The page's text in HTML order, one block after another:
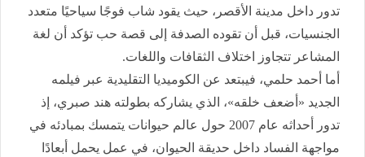
تدور داخل مدينة الأقصر، حيث يقود شاب فوجًا سياحيًا متعدد
الجنسيات، قبل أن تقوده الصدفة إلى قصة حب تؤكد أن لغة
المشاعر تتجاوز اختلاف الثقافات واللغات.
أما أحمد حلمي، فيبتعد عن الكوميديا التقليدية عبر فيلمه
الجديد «أضعف خلقه»، الذي يشاركه بطولته هند صبري، إذ
تدور أحداثه عام 2007 حول عالم حيوانات يتمسك بمبادئه في
مواجهة الفساد داخل حديقة الحيوان، في عمل يحمل أبعادًا